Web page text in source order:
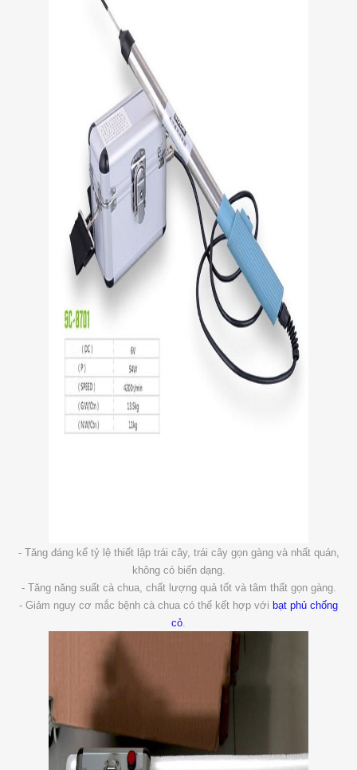
- Tăng đáng kể tỷ lệ thiết lập trái cây, trái cây gọn gàng và nhất quán,
không có biến dạng.
- Tăng năng suất cà chua, chất lượng quả tốt và tâm thất gọn gàng.
- Giảm nguy cơ mắc bệnh cà chua có thể kết hợp với bạt phủ chống
cỏ